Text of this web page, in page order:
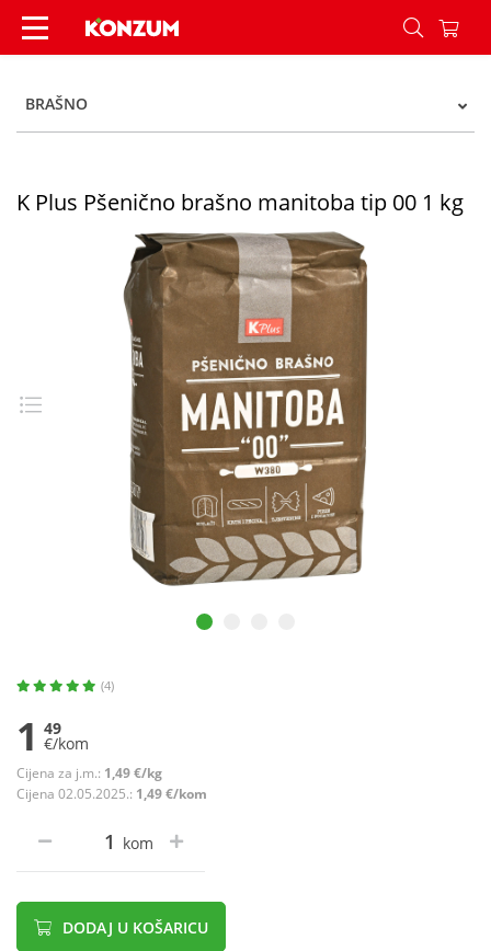
K Plus Pšenično brašno manitoba tip 00 1 kg -
BRAŠNO
K Plus Pšenično brašno manitoba tip 00 1 kg
(4)
1 49
€/kom
Cijena za j.m.: 1,49 €/kg
Cijena 02.05.2025.: 1,49 €/kom
kom
DODAJ U KOŠARICU